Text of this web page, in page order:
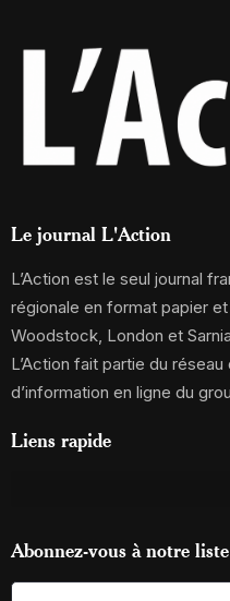
Le journal L'Action
L’Action est le seul journal
régionale en format papier
Woodstock, London et
L’Action fait partie du
d’information en ligne du
Liens rapide
Abonnez-vous à notre liste